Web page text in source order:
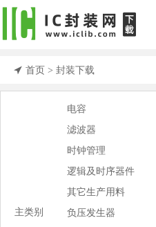
首页 > 封装下载
主类别
电容
滤波器
时钟管理
逻辑及时序器件
其它生产用料
负压发生器